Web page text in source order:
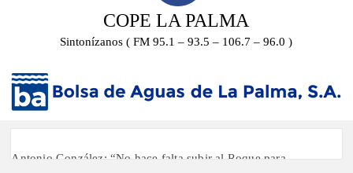
COPE LA PALMA
Sintonízanos ( FM 95.1 – 93.5 – 106.7 – 96.0 )
Antonio González: “No hace falta subir al Roque para